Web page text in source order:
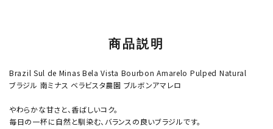
商品説明
Brazil Sul de Minas Bela Vista Bourbon Amarelo Pulped Natural
ブラジル 南ミナス ベラビスタ農園 ブルボンアマレロ
やわらかな甘さと、香ばしいコク。
毎日の一杯に自然と馴染む、バランスの良いブラジルです。